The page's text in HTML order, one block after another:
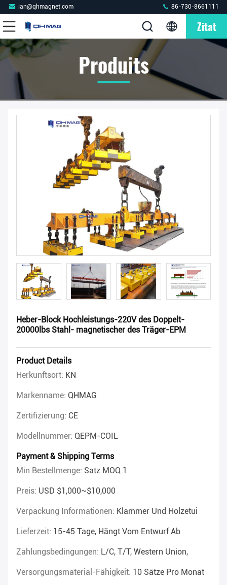
ian@qhmagnet.com 86-730-8661111
Zitat
Produits
Heber-Block Hochleistungs-220V des Doppelt-
20000lbs Stahl- magnetischer des Träger-EPM
Product Details
Herkunftsort: KN
Markenname: QHMAG
Zertifizierung: CE
Modellnummer: QEPM-COIL
Payment & Shipping Terms
Min Bestellmenge: Satz MOQ 1
Preis: USD $1,000~$10,000
Verpackung Informationen: Klammer Und Holzetui
Lieferzeit: 15-45 Tage, Hängt Vom Entwurf Ab
Zahlungsbedingungen: L/C, T/T, Western Union,
Versorgungsmaterial-Fähigkeit: 10 Sätze Pro Monat